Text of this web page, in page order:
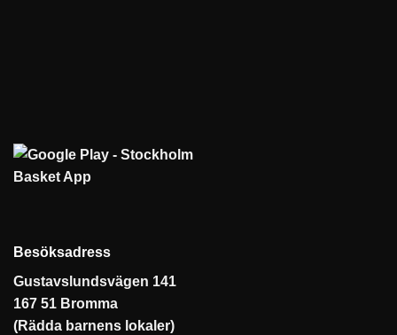
Besöksadress
Gustavslundsvägen 141
167 51 Bromma
(Rädda barnens lokaler)